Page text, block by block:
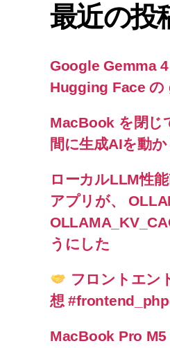
最近の投
Google Gemma
Hugging Face
MacBook を閉じ
間に生成AIを動
ローカルLLM性
アプリが、
うにした
フロントエン
想
MacBook Pro M5